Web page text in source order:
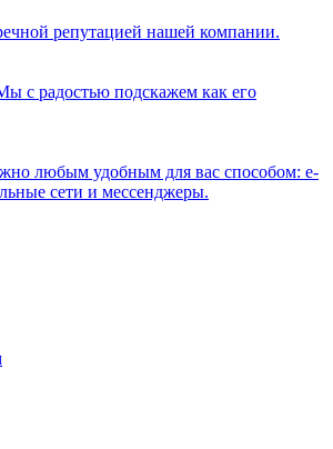
репутацией нашей компании.
с радостью подскажем как его
любым удобным для вас способом: e-
сети и мессенджеры.